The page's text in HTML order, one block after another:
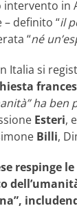
intervento in
definito “il
“né
Italia si
ha
Esteri,
Billi,
respinge le